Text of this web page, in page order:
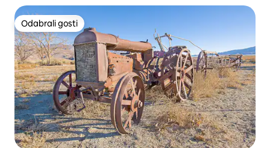
Odabrali gosti
Odabrali gosti